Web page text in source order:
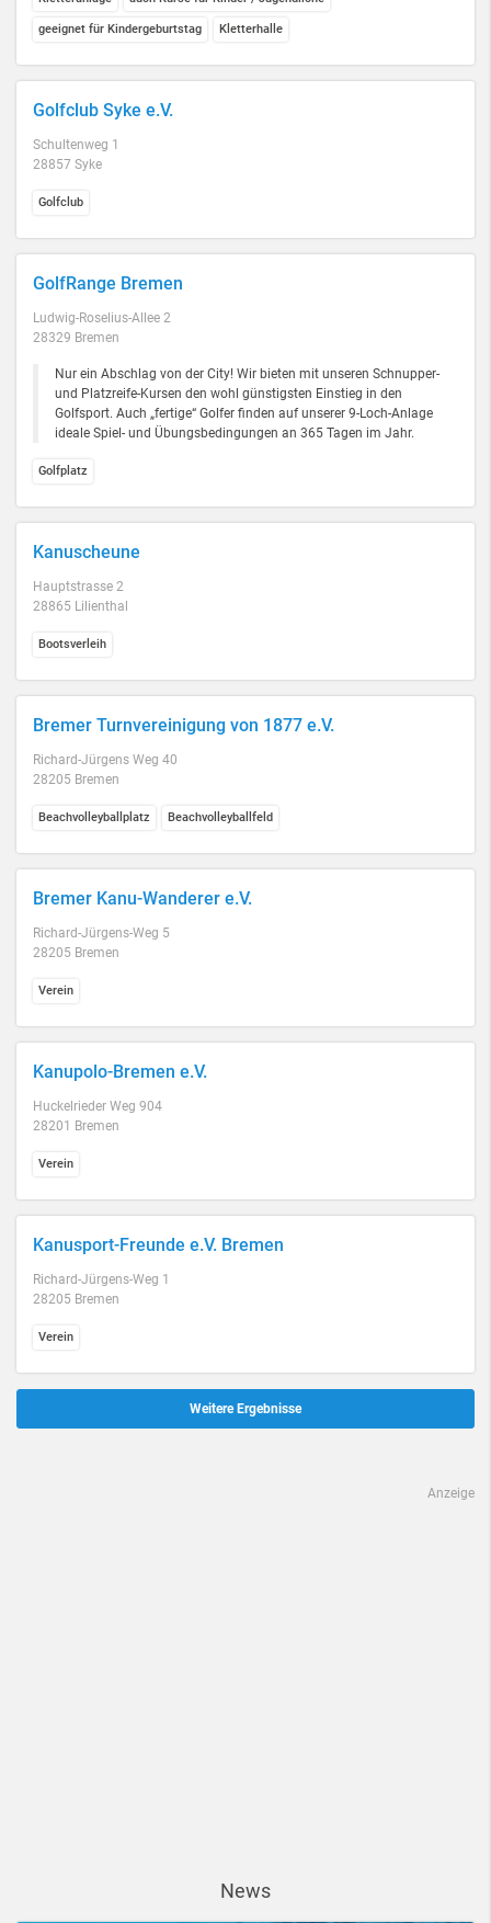
geeignet für Kindergeburtstag Kletterhalle
Golfclub Syke e.V.
Schultenweg 1
28857 Syke
Golfclub
GolfRange Bremen
Ludwig-Roselius-Allee 2
28329 Bremen
Nur ein Abschlag von der City! Wir bieten mit unseren Schnupper-
und Platzreife-Kursen den wohl günstigsten Einstieg in den
Golfsport. Auch „fertige“ Golfer finden auf unserer 9-Loch-Anlage
ideale Spiel- und Übungsbedingungen an 365 Tagen im Jahr.
Golfplatz
Kanuscheune
Hauptstrasse 2
28865 Lilienthal
Bootsverleih
Bremer Turnvereinigung von 1877 e.V.
Richard-Jürgens Weg 40
28205 Bremen
Beachvolleyballplatz Beachvolleyballfeld
Bremer Kanu-Wanderer e.V.
Richard-Jürgens-Weg 5
28205 Bremen
Verein
Kanupolo-Bremen e.V.
Huckelrieder Weg 904
28201 Bremen
Verein
Kanusport-Freunde e.V. Bremen
Richard-Jürgens-Weg 1
28205 Bremen
Verein
Weitere Ergebnisse
Anzeige
News